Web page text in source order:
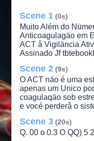
Scene 1 (0s)
Muito Além do
Anticoagulagäo em
ACT å Vigiläncia
Assinado Jf
Scene 2 (9s)
O ACT näo é uma
apenas um Unico
coagulaqäo sob
e vocé perderå o
Scene 3 (20s)
Q. 00 o 0.3 O QQ) 5